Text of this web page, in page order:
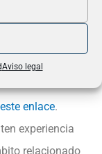
Aviso legal
o superior.
por la
este enlace.
experiencia
relacionado